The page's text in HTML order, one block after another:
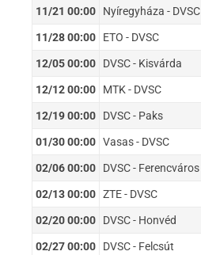
11/21 00:00 Nyíregyháza - DVSC
11/28 00:00 ETO - DVSC
12/05 00:00 DVSC - Kisvárda
12/12 00:00 MTK - DVSC
12/19 00:00 DVSC - Paks
01/30 00:00 Vasas - DVSC
02/06 00:00 DVSC - Ferencváros
02/13 00:00 ZTE - DVSC
02/20 00:00 DVSC - Honvéd
02/27 00:00 DVSC - Felcsút